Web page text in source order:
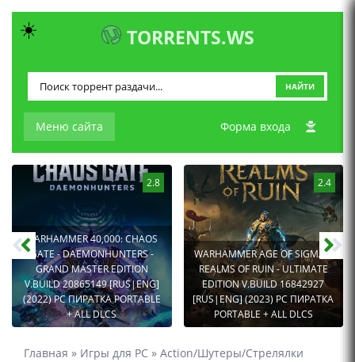
TORRENTS.WS
Меню сайта
НАЙТИ
Форма входа
2.8
WARHAMMER 40,000: CHAOS
GATE - DAEMONHUNTERS -
GRAND MASTER EDITION
V.BUILD 20865149 [RUS|ENG]
(2022) PC ПИРАТКА PORTABLE
+ ALL DLCS
2.4
WARHAMMER AGE OF SIGMAR:
REALMS OF RUIN - ULTIMATE
EDITION V.BUILD 16842927
[RUS|ENG] (2023) PC ПИРАТКА
PORTABLE + ALL DLCS
Главная » Игры для PC » Action/Шутеры/Стрелялки
☀️